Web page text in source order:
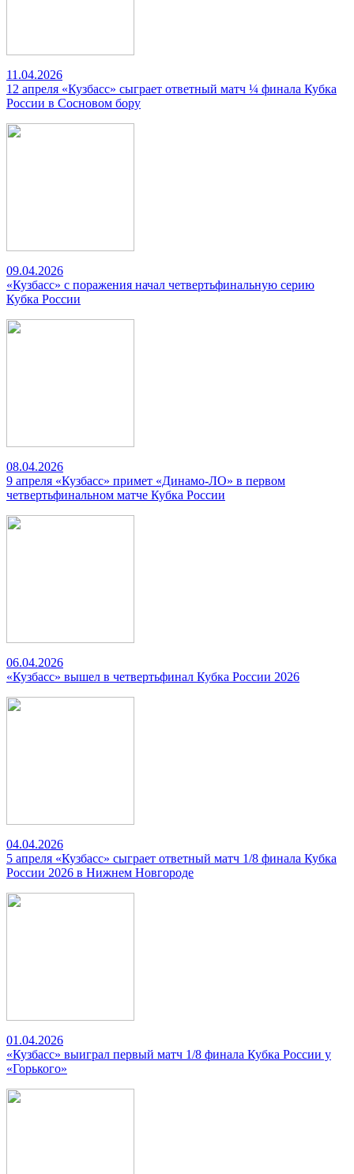
11.04.2026
12 апреля «Кузбасс» сыграет ответный матч ¼ финала Кубка
России в Сосновом бору
09.04.2026
«Кузбасс» с поражения начал четвертьфинальную серию
Кубка России
08.04.2026
9 апреля «Кузбасс» примет «Динамо-ЛО» в первом
четвертьфинальном матче Кубка России
06.04.2026
«Кузбасс» вышел в четвертьфинал Кубка России 2026
04.04.2026
5 апреля «Кузбасс» сыграет ответный матч 1/8 финала Кубка
России 2026 в Нижнем Новгороде
01.04.2026
«Кузбасс» выиграл первый матч 1/8 финала Кубка России у
«Горького»